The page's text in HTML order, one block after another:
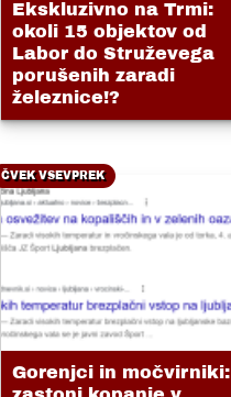
Ekskluzivno na Trmi:
okoli 15 objektov od
Labor do Struževega
porušenih zaradi
železnice!?
ČVEK VSEVPREK
Gorenjci in močvirniki: